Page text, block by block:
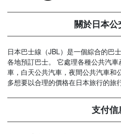
關於日本公
日本巴士線（JBL）是一個綜合的巴
各地預訂巴士。 它處理各種公共汽
車，白天公共汽車，夜間公共汽車和
多想要以合理的價格在日本旅行的旅
支付信